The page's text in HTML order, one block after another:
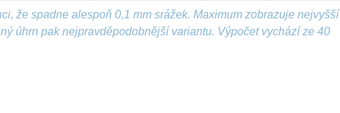
že spadne alespoň 0,1 mm srážek. Maximum zobrazuje nejvyšší
úhrn pak nejpravděpodobnější variantu. Výpočet vychází ze 40